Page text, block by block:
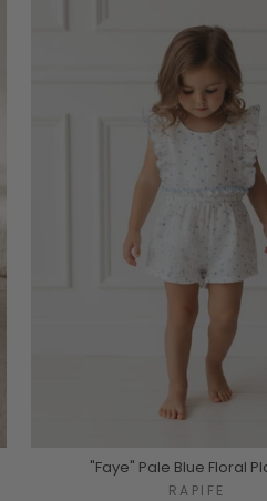
"Faye" Pale Blue Floral
RAPIFE